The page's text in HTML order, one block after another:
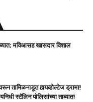
मविआसह खासदार विशाल
तामिळनाडूत हायव्होल्टेज ड्रामा!
स्टॅलिन पोलिसांच्या ताब्यात!